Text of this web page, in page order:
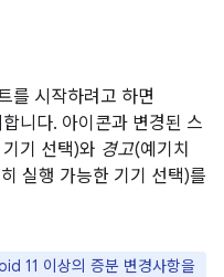
를 시작하려고 하면
니다. 아이콘과 변경된 스
기 선택)와 경고(예기치
실행 가능한 기기 선택)를
11 이상의 증분 변경사항을